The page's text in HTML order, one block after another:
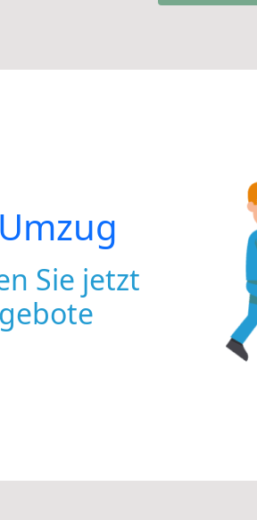
Sie jetzt